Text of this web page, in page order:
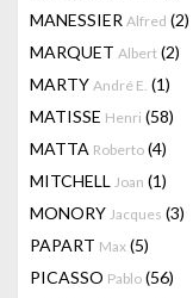
MANESSIER Alfred (2)
MARQUET Albert (2)
MARTY André E. (1)
MATISSE Henri (58)
MATTA Roberto (4)
MITCHELL Joan (1)
MONORY Jacques (3)
PAPART Max (5)
PICASSO Pablo (56)